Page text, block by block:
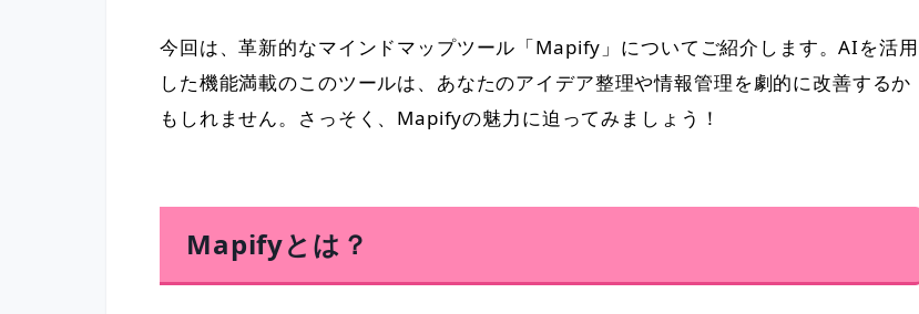
今回は、革新的なマインドマップツール「Mapify」についてご紹介します。AIを活用
した機能満載のこのツールは、あなたのアイデア整理や情報管理を劇的に改善するか
もしれません。さっそく、Mapifyの魅力に迫ってみましょう！
Mapifyとは？